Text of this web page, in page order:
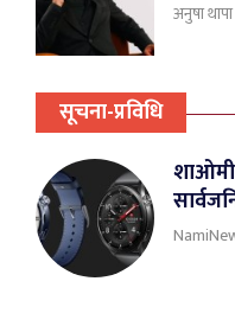
अनुषा थापा
सूचना-प्रविधि
शाओमी